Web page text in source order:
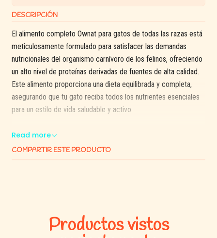
DESCRIPCIÓN
El alimento completo Ownat para gatos de todas las razas está
meticulosamente formulado para satisfacer las demandas
nutricionales del organismo carnívoro de los felinos, ofreciendo
un alto nivel de proteínas derivadas de fuentes de alta calidad.
Este alimento proporciona una dieta equilibrada y completa,
asegurando que tu gato reciba todos los nutrientes esenciales
para un estilo de vida saludable y activo.
La composición incluye un 26% de pollo deshidratado y un
La grasa avícola, preservada con antioxidantes naturales,
Read more
COMPARTIR ESTE PRODUCTO
Productos vistos